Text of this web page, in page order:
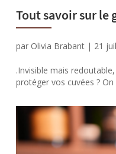
Tout savoir sur le
par Olivia Brabant | 21
.Invisible mais
protéger vos cuvées ?